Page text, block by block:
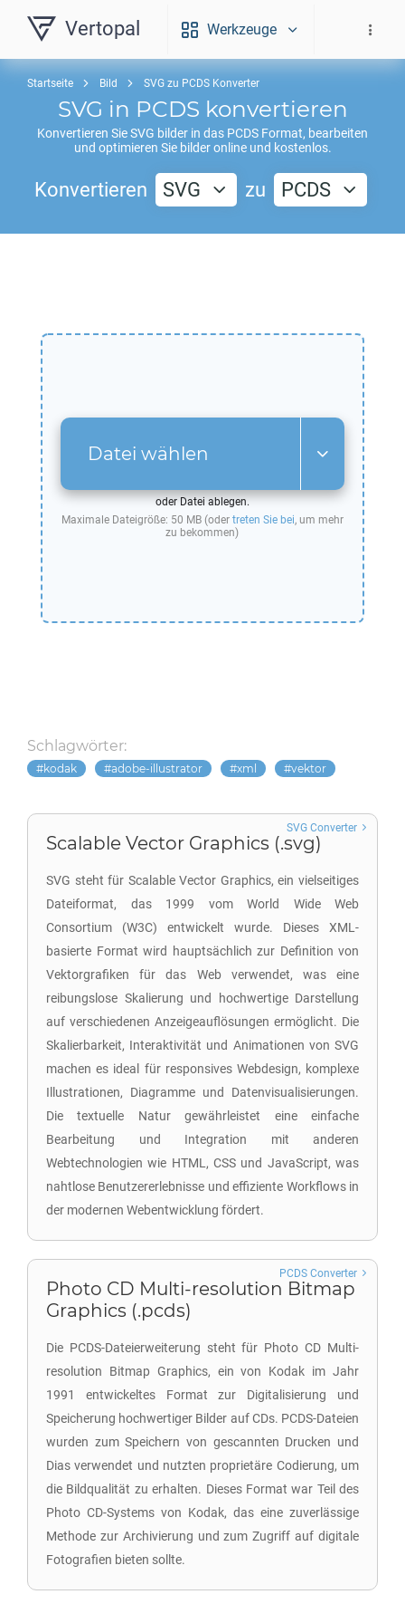
Vertopal Werkzeuge
Startseite Bild SVG zu PCDS Konverter
SVG in PCDS konvertieren
Konvertieren SieSVG bilder in das PCDS Format, bearbeiten
und optimieren Sie bilder online und kostenlos.
Konvertieren SVG zu PCDS
Datei wählen
oder Datei ablegen.
Maximale Dateigröße: 50 MB (oder treten Sie bei, um mehr
zu bekommen)
Schlagwörter:
kodak adobe-illustrator xml vektor
Scalable Vector Graphics (.svg)
SVG steht für Scalable Vector Graphics, ein vielseitiges
Dateiformat, das 1999 vom World Wide Web
Consortium (W3C) entwickelt wurde. Dieses XML-
basierte Format wird hauptsächlich zur Definition von
Vektorgrafiken für das Web verwendet, was eine
reibungslose Skalierung und hochwertige Darstellung
auf verschiedenen Anzeigeauflösungen ermöglicht. Die
Skalierbarkeit, Interaktivität und Animationen von SVG
machen es ideal für responsives Webdesign, komplexe
Illustrationen, Diagramme und Datenvisualisierungen.
Die textuelle Natur gewährleistet eine einfache
Bearbeitung und Integration mit anderen
Webtechnologien wie HTML, CSS und JavaScript, was
nahtlose Benutzererlebnisse und effiziente Workflows in
der modernen Webentwicklung fördert.
SVG Converter
Photo CD Multi-resolution Bitmap
Graphics (.pcds)
Die PCDS-Dateierweiterung steht für Photo CD Multi-
resolution Bitmap Graphics, ein von Kodak im Jahr
1991 entwickeltes Format zur Digitalisierung und
Speicherung hochwertiger Bilder auf CDs. PCDS-Dateien
wurden zum Speichern von gescannten Drucken und
Dias verwendet und nutzten proprietäre Codierung, um
die Bildqualität zu erhalten. Dieses Format war Teil des
Photo CD-Systems von Kodak, das eine zuverlässige
Methode zur Archivierung und zum Zugriff auf digitale
Fotografien bieten sollte.
PCDS Converter